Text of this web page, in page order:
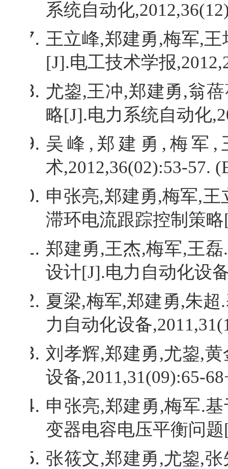
系统自动化
王立峰,郑建勇,梅军,王
[J].电工技术学报
尤鋆,王冲,郑建勇,翁
略[J].电力系统自动化
吴峰 , 郑建勇 , 梅军 ,
术,2012,36(02):53-57.
申张亮,郑建勇,梅军,王
滞环电流跟踪控制策略
郑建勇,王杰,梅军,王磊.
设计[J].电力自动化设
夏梁,梅军,郑建勇,朱超.
力自动化设备
刘孝辉,郑建勇,尤鋆,黄
设备,2011,31(09):65-
申张亮,郑建勇,梅军.
变器电容电压平衡问题
张筱文,郑建勇,尤鋆,张